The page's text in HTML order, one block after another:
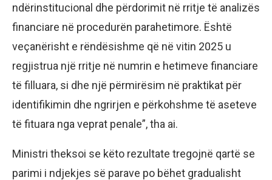
ndërinstitucional dhe përdorimit në rritje të analizës
financiare në procedurën parahetimore. Është
veçanërisht e rëndësishme që në vitin 2025 u
regjistrua një rritje në numrin e hetimeve financiare
të filluara, si dhe një përmirësim në praktikat për
identifikimin dhe ngrirjen e përkohshme të aseteve
të fituara nga veprat penale”, tha ai.
Ministri theksoi se këto rezultate tregojnë qartë se
parimi i ndjekjes së parave po bëhet gradualisht